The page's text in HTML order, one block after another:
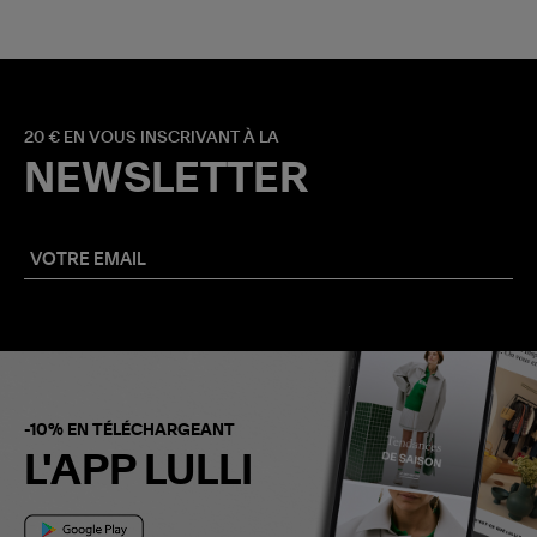
20 € EN VOUS INSCRIVANT À LA
NEWSLETTER
-10% EN TÉLÉCHARGEANT
L'APP LULLI